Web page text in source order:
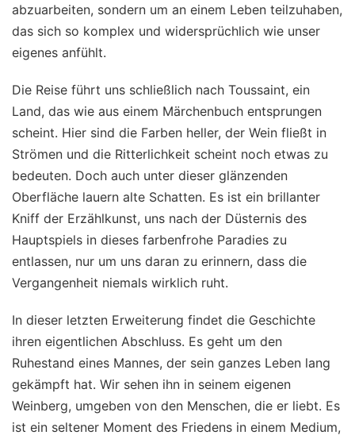
abzuarbeiten, sondern um an einem Leben teilzuhaben,
das sich so komplex und widersprüchlich wie unser
eigenes anfühlt.
Die Reise führt uns schließlich nach Toussaint, ein
Land, das wie aus einem Märchenbuch entsprungen
scheint. Hier sind die Farben heller, der Wein fließt in
Strömen und die Ritterlichkeit scheint noch etwas zu
bedeuten. Doch auch unter dieser glänzenden
Oberfläche lauern alte Schatten. Es ist ein brillanter
Kniff der Erzählkunst, uns nach der Düsternis des
Hauptspiels in dieses farbenfrohe Paradies zu
entlassen, nur um uns daran zu erinnern, dass die
Vergangenheit niemals wirklich ruht.
In dieser letzten Erweiterung findet die Geschichte
ihren eigentlichen Abschluss. Es geht um den
Ruhestand eines Mannes, der sein ganzes Leben lang
gekämpft hat. Wir sehen ihn in seinem eigenen
Weinberg, umgeben von den Menschen, die er liebt. Es
ist ein seltener Moment des Friedens in einem Medium,